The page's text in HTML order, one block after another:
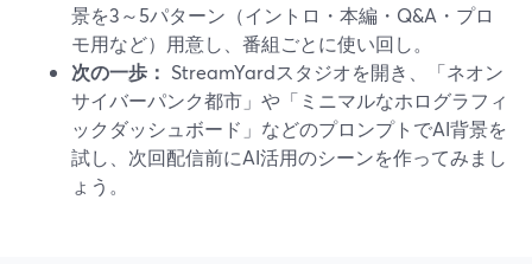
景を3～5パターン（イントロ・本編・Q&A・プロ
モ用など）用意し、番組ごとに使い回し。
次の一歩： StreamYardスタジオを開き、「ネオン
サイバーパンク都市」や「ミニマルなホログラフィ
ックダッシュボード」などのプロンプトでAI背景を
試し、次回配信前にAI活用のシーンを作ってみまし
ょう。